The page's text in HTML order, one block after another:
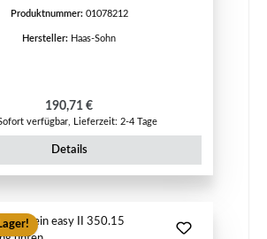
Produktnummer: 01078212
Hersteller: Haas-Sohn
Regulärer Preis:
190,71 €
verfügbar, Lieferzeit: 2-4 Tage
Details